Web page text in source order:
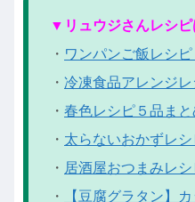
▼リュウジさんレシ
・ ワンパンご飯レシ
・ 冷凍食品アレンジ
・ 春色レシピ５品まと
・ 太らないおかずレ
・ 居酒屋おつまみレ
・
【豆腐グラタン】